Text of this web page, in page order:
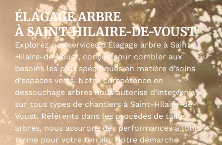
ÉLAGAGE ARBRE
À SAINT-HILAIRE-DE-VOUST
Explorez nos services d’Élagage arbre à Saint-
Hilaire-de-Voust, conçus pour combler aux
besoins les plus spécifiques en matière d’soins
d’espaces verts. Notre compétence en
dessouchage arbres nous autorise d’intervenir
sur tous types de chantiers à Saint-Hilaire-de-
Voust. Référents dans les procédés de taille
arbres, nous assurons des performances à long
terme pour votre terrain. Notre démarche